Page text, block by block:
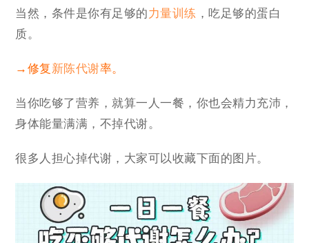
当然，条件是你有足够的力量训练 ，吃足够的蛋白
质。
→修复 新陈代谢率。
当你吃够了营养，就算一人一餐，你也会精力充沛，
身体能量满满，不掉代谢。
很多人担心掉代谢，大家可以收藏下面的图片。